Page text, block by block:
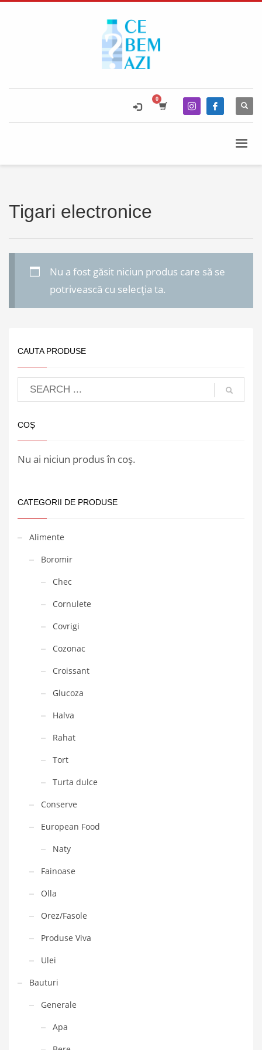
Tigari electronice
Nu a fost găsit niciun produs care să se
potrivească cu selecția ta.
CAUTA PRODUSE
COȘ
Nu ai niciun produs în coș.
CATEGORII DE PRODUSE
Alimente
Boromir
Chec
Cornulete
Covrigi
Cozonac
Croissant
Glucoza
Halva
Rahat
Tort
Turta dulce
Conserve
European Food
Naty
Fainoase
Olla
Orez/Fasole
Produse Viva
Ulei
Bauturi
Generale
Apa